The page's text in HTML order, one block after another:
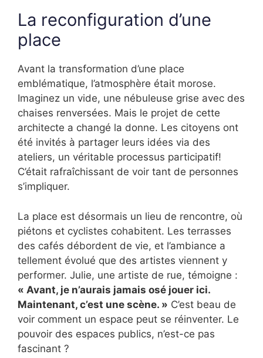
La reconfiguration d’une
place
Avant la transformation d’une place
emblématique, l’atmosphère était morose.
Imaginez un vide, une nébuleuse grise avec des
chaises renversées. Mais le projet de cette
architecte a changé la donne. Les citoyens ont
été invités à partager leurs idées via des
ateliers, un véritable processus participatif!
C’était rafraîchissant de voir tant de personnes
s’impliquer.
La place est désormais un lieu de rencontre, où
piétons et cyclistes cohabitent. Les terrasses
des cafés débordent de vie, et l’ambiance a
tellement évolué que des artistes viennent y
performer. Julie, une artiste de rue, témoigne :
« Avant, je n’aurais jamais osé jouer ici.
Maintenant, c’est une scène. » C’est beau de
voir comment un espace peut se réinventer. Le
pouvoir des espaces publics, n’est-ce pas
fascinant ?